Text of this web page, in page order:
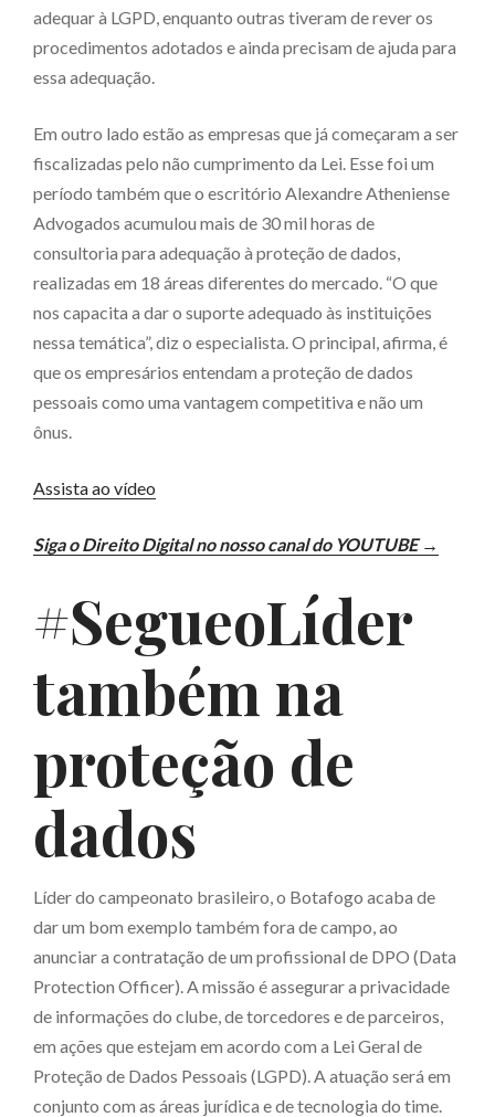
adequar à LGPD, enquanto outras tiveram de rever os
procedimentos adotados e ainda precisam de ajuda para
essa adequação.
Em outro lado estão as empresas que já começaram a ser
fiscalizadas pelo não cumprimento da Lei. Esse foi um
período também que o escritório Alexandre Atheniense
Advogados acumulou mais de 30 mil horas de
consultoria para adequação à proteção de dados,
realizadas em 18 áreas diferentes do mercado. “O que
nos capacita a dar o suporte adequado às instituições
nessa temática”, diz o especialista. O principal, afirma, é
que os empresários entendam a proteção de dados
pessoais como uma vantagem competitiva e não um
ônus.
Assista ao vídeo
Siga o Direito Digital no nosso canal do YOUTUBE →
#SegueoLíder
também na
proteção de
dados
Líder do campeonato brasileiro, o Botafogo acaba de
dar um bom exemplo também fora de campo, ao
anunciar a contratação de um profissional de DPO (Data
Protection Officer). A missão é assegurar a privacidade
de informações do clube, de torcedores e de parceiros,
em ações que estejam em acordo com a Lei Geral de
Proteção de Dados Pessoais (LGPD). A atuação será em
conjunto com as áreas jurídica e de tecnologia do time.